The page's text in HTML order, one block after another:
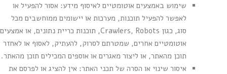
שימוש באמצעים אוטומטיים לאיסוף מידע: אסור להפעיל או
לאפשר להפעיל תוכנות, מערכות או יישומים ממוחשבים מכל
סוג, כגון Crawlers, Robots, תוכנות כריית נתונים, או אמצעים
אוטומטיים אחרים, שמטרתם לסרוק, להעתיק, לאסוף או לאחזר
תוכן מהאתר, או ליצור מאגרים או אוספים המכילים תוכן מהאתר.
איסור שינוי או הסרה של תכני האתר: אין להציג או לפרסם את